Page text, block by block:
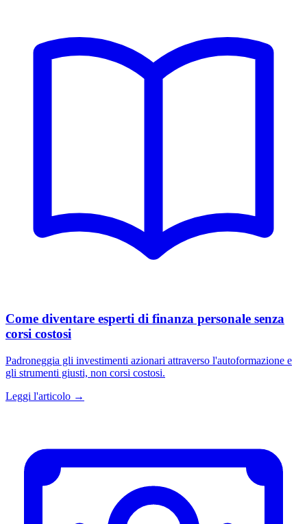
Come diventare esperti di finanza personale senza
corsi costosi
Padroneggia gli investimenti azionari attraverso l'autoformazione e
gli strumenti giusti, non corsi costosi.
Leggi l'articolo →